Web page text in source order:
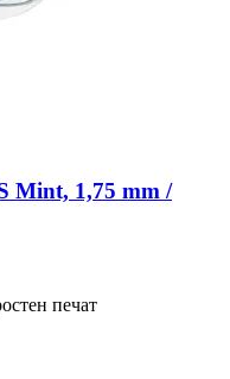
Mint, 1,75 mm /
печат